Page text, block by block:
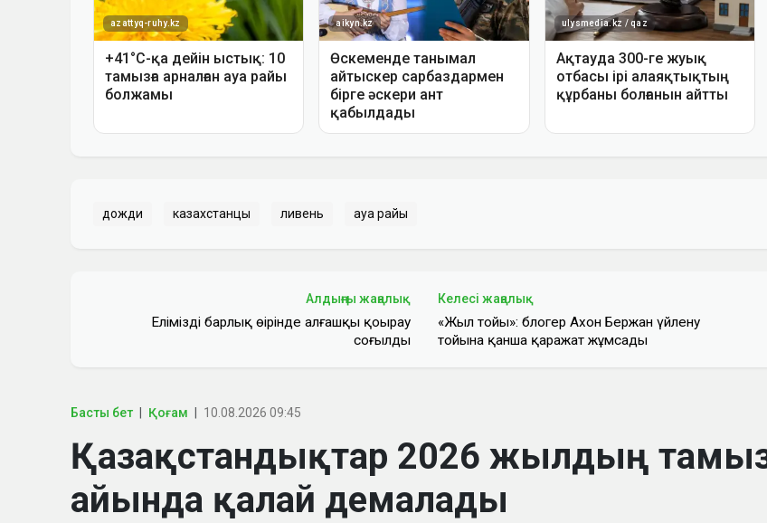
дожди казахстанцы ливень ауа райы
Алдыңғы жаңалық
Еліміздің барлық өңірінде алғашқы қоңырау
соғылды
Келесі жаңалық
«Жыл тойы»: блогер Ахон Бержан үйлену
тойына қанша қаражат жұмсады
Басты бет Қоғам 10.08.2026 09:45
Қазақстандықтар 2026 жылдың
айында қалай демалады